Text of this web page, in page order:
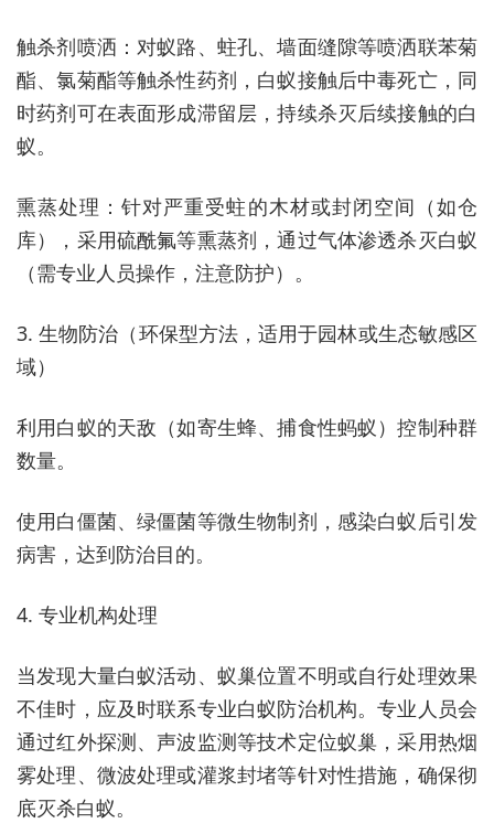
触杀剂喷洒：对蚁路、蛀孔、墙面缝隙等喷洒联苯菊
酯、氯菊酯等触杀性药剂，白蚁接触后中毒死亡，同
时药剂可在表面形成滞留层，持续杀灭后续接触的白
蚁。
熏蒸处理：针对严重受蛀的木材或封闭空间（如仓
库），采用硫酰氟等熏蒸剂，通过气体渗透杀灭白蚁
（需专业人员操作，注意防护）。
3. 生物防治（环保型方法，适用于园林或生态敏感区
域）
利用白蚁的天敌（如寄生蜂、捕食性蚂蚁）控制种群
数量。
使用白僵菌、绿僵菌等微生物制剂，感染白蚁后引发
病害，达到防治目的。
4. 专业机构处理
当发现大量白蚁活动、蚁巢位置不明或自行处理效果
不佳时，应及时联系专业白蚁防治机构。专业人员会
通过红外探测、声波监测等技术定位蚁巢，采用热烟
雾处理、微波处理或灌浆封堵等针对性措施，确保彻
底灭杀白蚁。